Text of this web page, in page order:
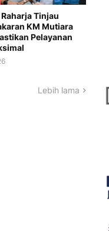
Tinjau
KM Mutiara
Pelayanan
Lebih lama